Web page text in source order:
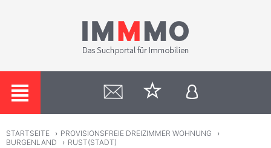
STARTSEITE › PROVISIONSFREIE DREIZIMMER WOHNUNG
›
BURGENLAND
› RUST(STADT)